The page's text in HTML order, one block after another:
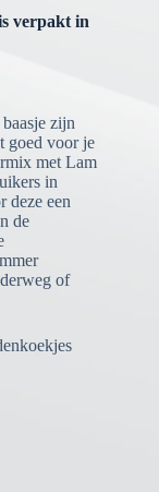
verpakt in
zijn
goed voor je
met Lam
in
deze een
de
of